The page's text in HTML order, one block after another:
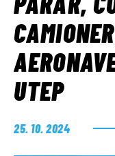
INFORMES
FUERA DE
UTEP
25. 10. 2024